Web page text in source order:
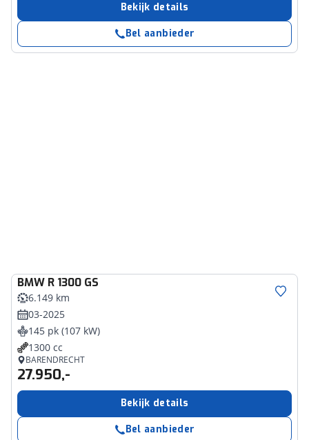
Bekijk details
Bel aanbieder
BMW R 1300 GS
6.149 km
03-2025
145 pk (107 kW)
1300 cc
BARENDRECHT
27.950,-
Bekijk details
Bel aanbieder